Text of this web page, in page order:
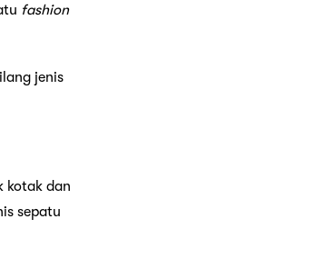
fashion
jenis
kotak dan
sepatu